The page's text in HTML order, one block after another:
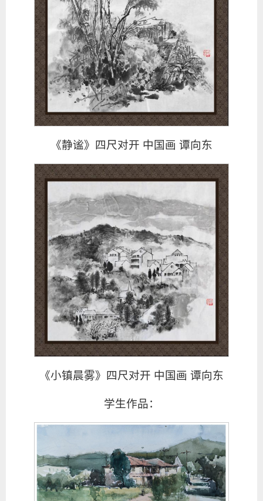
《静谧》四尺对开 中国画 谭向东
《小镇晨雾》四尺对开 中国画 谭向东
学生作品：